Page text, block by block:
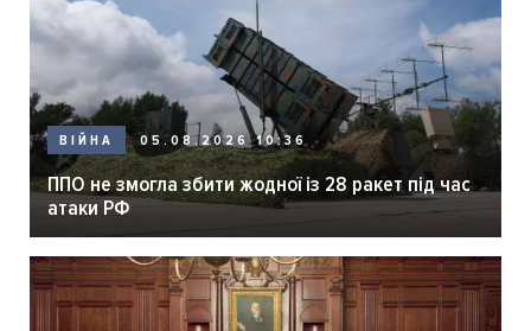
ВІЙНА 05.08.2026 10:36
ППО не змогла збити жодної із 28 ракет під час
атаки РФ